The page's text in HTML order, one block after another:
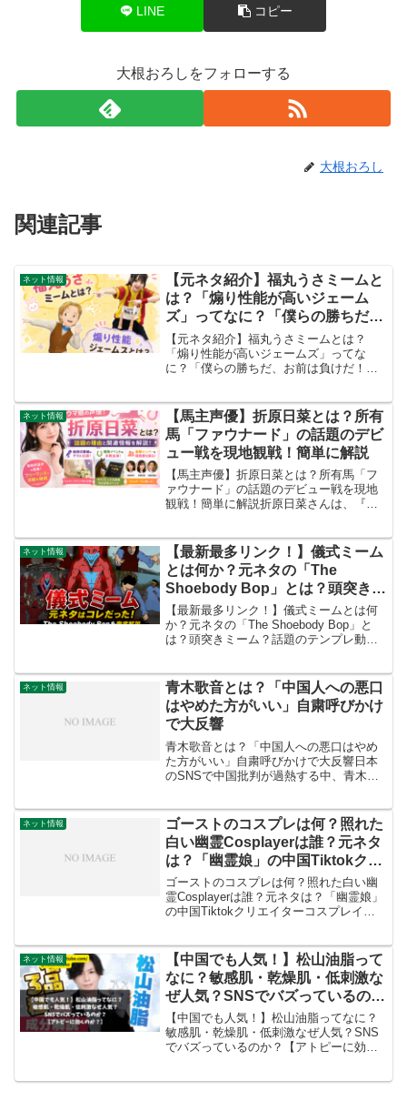
LINE コピー
大根おろしをフォローする
大根おろし
関連記事
ネット情報
【元ネタ紹介】福丸うさミームと
は？「煽り性能が高いジェーム
ズ」ってなに？「僕らの勝ちだ、
お前は負けだ！」の元ネタを解説
【元ネタ紹介】福丸うさミームとは？
「煽り性能が高いジェームズ」ってな
に？「僕らの勝ちだ、お前は負けだ！」
#iLiFE #福丸うさ #アイドル #ミーム @
福...
ネット情報
【馬主声優】折原日菜とは？所有
馬「ファウナード」の話題のデビ
ュー戦を現地観戦！簡単に解説
【馬主声優】折原日菜とは？所有馬「フ
ァウナード」の話題のデビュー戦を現地
観戦！簡単に解説折原日菜さんは、『ウ
して活動を続けることを発表したほか、
競馬関連イベントへ...
ネット情報
【最新最多リンク！】儀式ミーム
とは何か？元ネタの「The
Shoebody Bop」とは？頭突きミ
ーム？話題のテンプレ動画を簡単
に解説
【最新最多リンク！】儀式ミームとは何
か？元ネタの「The Shoebody Bop」と
は？頭突きミーム？話題のテンプレ動画
す。短い動画の中で決まった動きや演出
を...
ネット情報
青木歌音とは？「中国人への悪口
はやめた方がいい」自粛呼びかけ
で大反響
青木歌音とは？「中国人への悪口はやめ
た方がいい」自粛呼びかけで大反響日本
のSNSで中国批判が過熱する中、青木歌
の罵倒がそのまま世界へ届くため「日本
のイメージが悪くなる...
ネット情報
ゴーストのコスプレは何？照れた
白い幽霊Cosplayerは誰？元ネタ
は？「幽霊娘」の中国Tiktokクリ
エイターコスプレイヤー「杏子夫
人」を調べる
ゴーストのコスプレは何？照れた白い幽
霊Cosplayerは誰？元ネタは？「幽霊娘」
の中国Tiktokクリエイターコスプレイヤ
になるので調べます。このコスプレは
「幽霊娘」...
ネット情報
【中国でも人気！】松山油脂って
なに？敏感肌・乾燥肌・低刺激な
ぜ人気？SNSでバズっているの
か？【アトピーに効くのか？】
【中国でも人気！】松山油脂ってなに？
敏感肌・乾燥肌・低刺激なぜ人気？SNS
でバズっているのか？【アトピーに効く